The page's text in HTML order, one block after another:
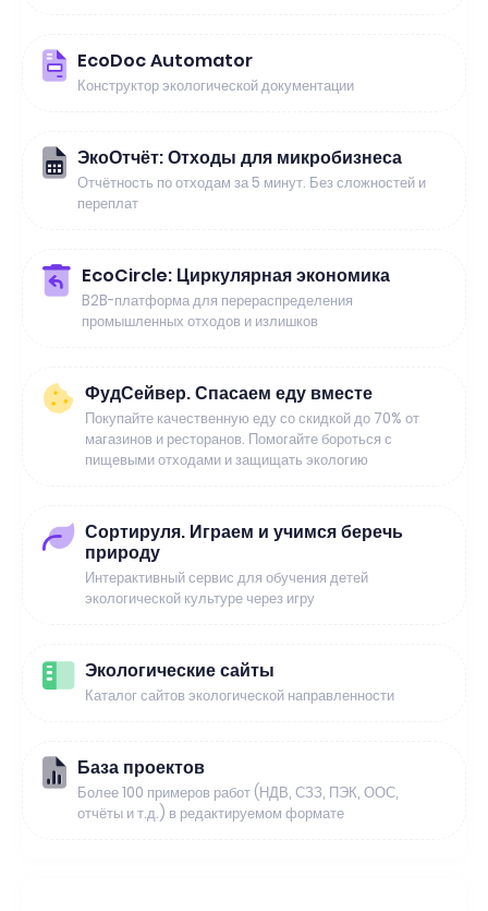
EcoDoc Automator
Конструктор экологической документации
ЭкоОтчёт: Отходы для микробизнеса
Отчётность по отходам за 5 минут. Без сложностей и
переплат
EcoCircle: Циркулярная экономика
B2B-платформа для перераспределения
промышленных отходов и излишков
ФудСейвер. Спасаем еду вместе
Покупайте качественную еду со скидкой до 70% от
магазинов и ресторанов. Помогайте бороться с
пищевыми отходами и защищать экологию
Сортируля. Играем и учимся беречь
природу
Интерактивный сервис для обучения детей
экологической культуре через игру
Экологические сайты
Каталог сайтов экологической направленности
База проектов
Более 100 примеров работ (НДВ, СЗЗ, ПЭК, ООС,
отчёты и т.д.) в редактируемом формате